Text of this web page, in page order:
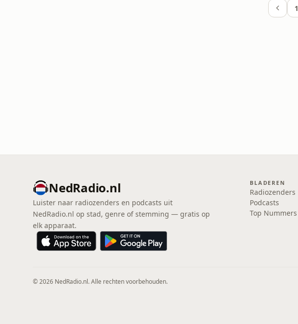
1
NedRadio.nl
Luister naar radiozenders en podcasts uit
NedRadio.nl op stad, genre of stemming — gratis op
elk apparaat.
BLADEREN
Radiozenders
Podcasts
Top Nummers
© 2026 NedRadio.nl. Alle rechten voorbehouden.